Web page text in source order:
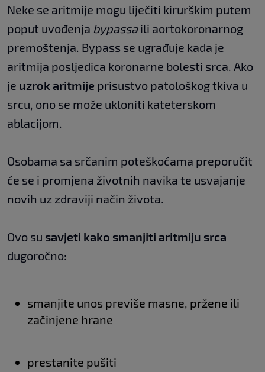
Neke se aritmije mogu liječiti kirurškim putem
poput uvođenja bypassaili aortokoronarnog
premoštenja. Bypass se ugrađuje kada je
aritmija posljedica koronarne bolesti srca. Ako
je uzrok aritmije prisustvo patološkog tkiva u
srcu, ono se može ukloniti kateterskom
ablacijom.
Osobama sa srčanim poteškoćama preporučit
će se i promjena životnih navika te usvajanje
novih uz zdraviji način života.
Ovo su savjeti kako smanjiti aritmiju srca
dugoročno:
smanjite unos previše masne, pržene ili
začinjene hrane
prestanite pušiti